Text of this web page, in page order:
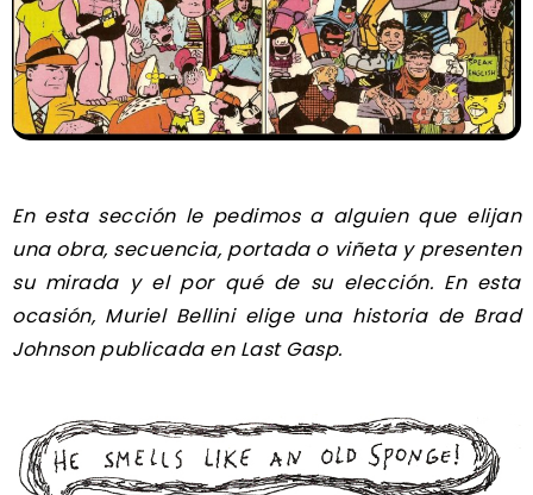
En esta sección le pedimos a alguien que elijan
una obra, secuencia, portada o viñeta y presenten
su mirada y el por qué de su elección. En esta
ocasión, Muriel Bellini elige una historia de Brad
Johnson publicada en Last Gasp.